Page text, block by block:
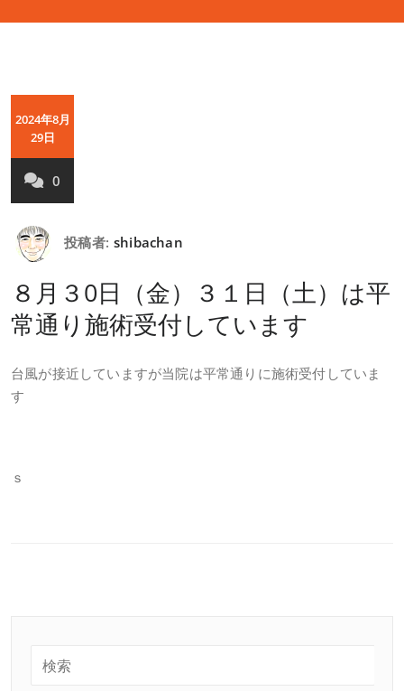
2024年8月
29日
0
投稿者: shibachan
８月３0日（金）３１日（土）は平
常通り施術受付しています
台風が接近していますが当院は平常通りに施術受付していま
す
ｓ